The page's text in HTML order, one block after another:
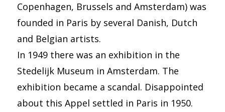
Copenhagen, Brussels and Amsterdam) was
founded in Paris by several Danish, Dutch
and Belgian artists.
In 1949 there was an exhibition in the
Stedelijk Museum in Amsterdam. The
exhibition became a scandal. Disappointed
about this Appel settled in Paris in 1950.